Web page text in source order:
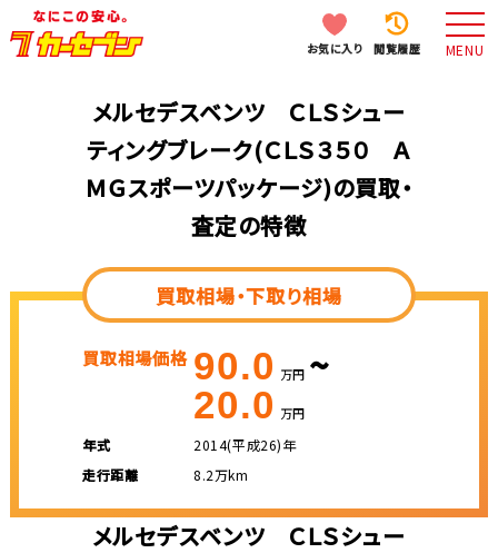
お気に入り 閲覧履歴 MENU
メルセデスベンツ ＣＬＳシュー
ティングブレーク(ＣＬＳ３５０ Ａ
ＭＧスポーツパッケージ)の買取・
査定の特徴
買取相場・下取り相場
買取相場価格 90.0 万円 ~
20.0 万円
年式
2014(平成26)年
走行距離
8.2万km
メルセデスベンツ ＣＬＳシュー